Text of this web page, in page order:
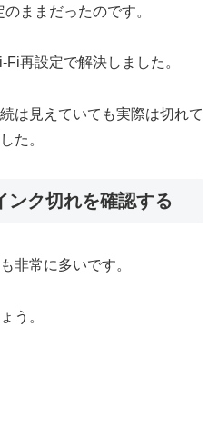
ままだったのです。
再設定で解決しました。
は見えていても実際は切れて
た。
ク切れを確認する
非常に多いです。
う。